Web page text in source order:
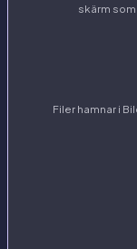
skärm
Filer hamnar i